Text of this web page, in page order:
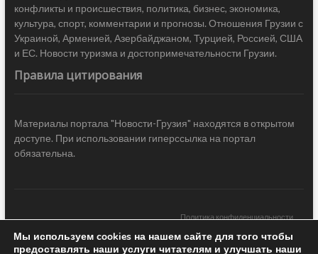
конфликты и происшествия, политика, бизнес, экономика,
культура, спорт, комментарии и прогнозы. Отношения Грузии с
Украиной, Арменией, Азербайджаном, Турцией, Россией, США
и ЕС. Новости туризма и достопримечательности Грузии.
Правила цитирования
Материалы портала "Новости-Грузия" находятся в открытом
доступе. При использовании гиперссылка на портал
обязательна.
Политика конфиденциальности
Новости Грузии| Black Sea Press LTD © 2020 All Rights Reserved /
Мы используем cookies на нашем сайте для того чтобы
предоставлять наши услуги читателям и улучшать наши